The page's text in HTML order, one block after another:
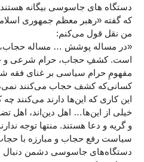
دستگاه های جاسوسی بیگانه
که گفته «رهبر معظم جمهوری
من نقل قول می‌کنم:
«در مساله پوشش … مساله
است. کشفِ حجاب، حرام شرعی و
مفهومِ حرام سیاسی بر غنای فقه
کسانی‌که کشف حجاب می‌کنند
این کاری که این‌ها دارند می‌کنند
خیلی از این‌ها… اهل دین‌اند، اهل
و گریه و دعا هستند. منتها توجه
سیاست رفع حجاب و مبارزه با
دستگاه‌های جاسوسی دشمن دنبال